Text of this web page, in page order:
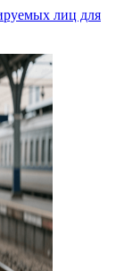
лиц для